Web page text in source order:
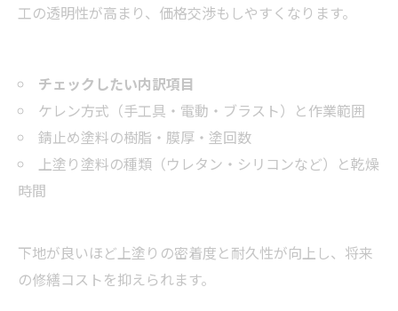
工の透明性が高まり、価格交渉もしやすくなります。
チェックしたい内訳項目
ケレン方式（手工具・電動・ブラスト）と作業範囲
錆止め塗料の樹脂・膜厚・塗回数
上塗り塗料の種類（ウレタン・シリコンなど）と乾燥
時間
下地が良いほど上塗りの密着度と耐久性が向上し、将来
の修繕コストを抑えられます。